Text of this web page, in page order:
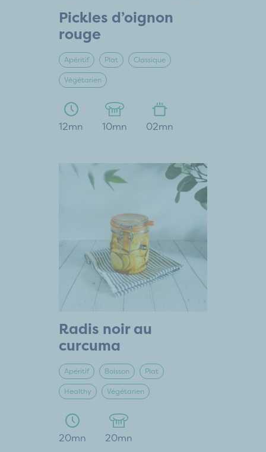
Pickles d’oignon
rouge
Apéritif Plat Classique
Végétarien
12mn 10mn 02mn
Radis noir au
curcuma
Apéritif Boisson Plat
Healthy Végétarien
20mn 20mn